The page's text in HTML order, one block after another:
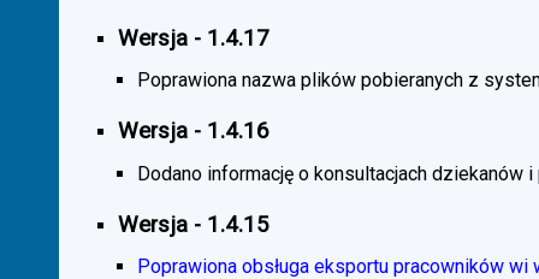
Wersja - 1.4.17
Poprawiona nazwa plików pobieranych z
Wersja - 1.4.16
Dodano informację o konsultacjach dziekanów
Wersja - 1.4.15
Poprawiona obsługa eksportu pracowników wi